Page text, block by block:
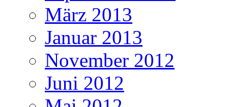
März 2013
Januar 2013
November 2012
Juni 2012